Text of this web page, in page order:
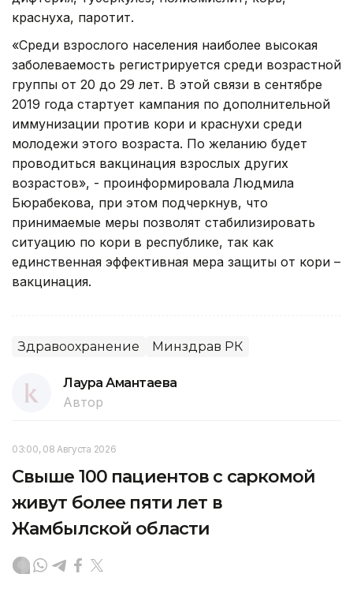
краснуха, паротит.
«Среди взрослого населения наиболее высокая
заболеваемость регистрируется среди возрастной
группы от 20 до 29 лет. В этой связи в сентябре
2019 года стартует кампания по дополнительной
иммунизации против кори и краснухи среди
молодежи этого возраста. По желанию будет
проводиться вакцинация взрослых других
возрастов», - проинформировала Людмила
Бюрабекова, при этом подчеркнув, что
принимаемые меры позволят стабилизировать
ситуацию по кори в республике, так как
единственная эффективная мера защиты от кори –
вакцинация.
Здравоохранение Минздрав РК
Лаура Амантаева
Автор
03:00, 08 Августа 2026
Свыше 100 пациентов с саркомой
живут более пяти лет в
Жамбылской области